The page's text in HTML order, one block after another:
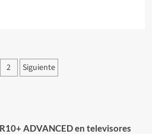
2 Siguiente
ADVANCED en televisores